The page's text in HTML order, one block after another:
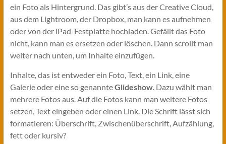
ein Foto als Hintergrund. Das gibt’s aus der Creative Cloud,
aus dem Lightroom, der Dropbox, man kann es aufnehmen
oder von der iPad-Festplatte hochladen. Gefällt das Foto
nicht, kann man es ersetzen oder löschen. Dann scrollt man
weiter nach unten, um Inhalte einzufügen.
Inhalte, das ist entweder ein Foto, Text, ein Link, eine
Galerie oder eine so genannteGlideshow. Dazu wählt man
mehrere Fotos aus. Auf die Fotos kann man weitere Fotos
setzen, Text eingeben oder einen Link. Die Schrift lässt sich
formatieren: Überschrift, Zwischenüberschrift, Aufzählung,
fett oder kursiv?